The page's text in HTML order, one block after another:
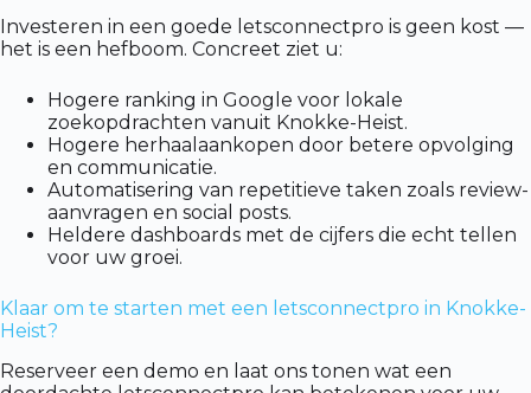
Investeren in een goede letsconnectpro is geen kost —
het is een hefboom. Concreet ziet u:
Hogere ranking in Google voor lokale
zoekopdrachten vanuit Knokke-Heist.
Hogere herhaalaankopen door betere opvolging
en communicatie.
Automatisering van repetitieve taken zoals review-
aanvragen en social posts.
Heldere dashboards met de cijfers die echt tellen
voor uw groei.
Klaar om te starten met een letsconnectpro in Knokke-
Heist?
Reserveer een demo en laat ons tonen wat een